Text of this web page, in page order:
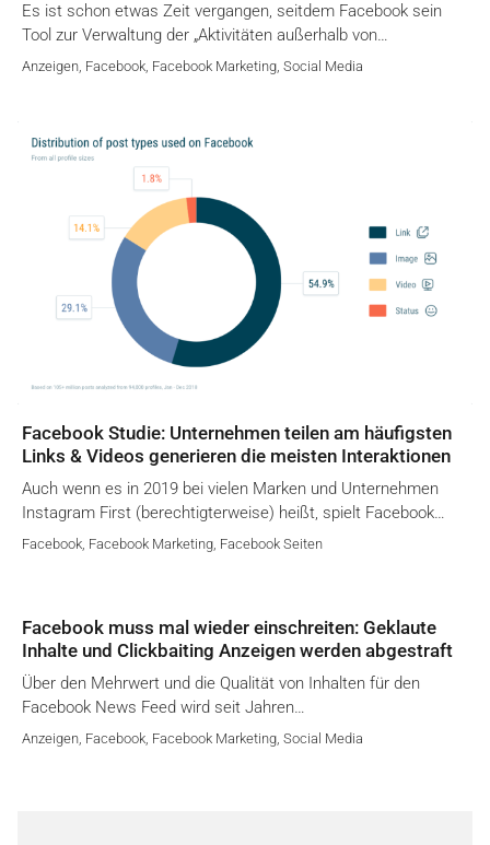
Es ist schon etwas Zeit vergangen, seitdem Facebook sein
Tool zur Verwaltung der „Aktivitäten außerhalb von…
Anzeigen, Facebook, Facebook Marketing, Social Media
Facebook Studie: Unternehmen teilen am häufigsten
Links & Videos generieren die meisten Interaktionen
Auch wenn es in 2019 bei vielen Marken und Unternehmen
Instagram First (berechtigterweise) heißt, spielt Facebook…
Facebook Facebook Marketing Facebook Seiten
Facebook muss mal wieder einschreiten: Geklaute
Inhalte und Clickbaiting Anzeigen werden abgestraft
Über den Mehrwert und die Qualität von Inhalten für den
Facebook News Feed wird seit Jahren…
Anzeigen Facebook Facebook Marketing Social Media